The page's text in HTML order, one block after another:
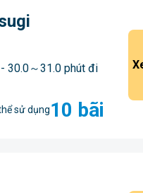
30.0～31.0 phút đi
sử dụng10 bãi